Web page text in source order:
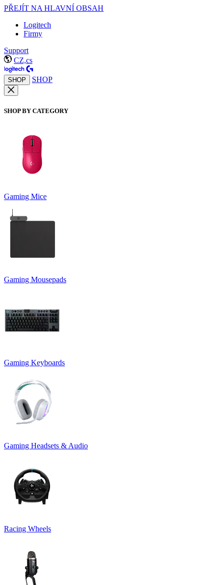
PŘEJÍT NA HLAVNÍ OBSAH
Logitech
Firmy
Support
CZ,cs
SHOP SHOP
SHOP BY CATEGORY
Gaming Mice
Gaming Mousepads
Gaming Keyboards
Gaming Headsets & Audio
Racing Wheels